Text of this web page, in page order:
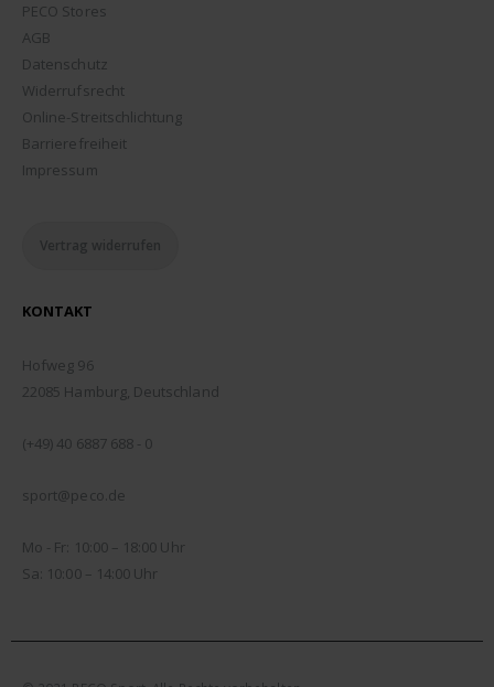
PECO Stores
AGB
Datenschutz
Widerrufsrecht
Online-Streitschlichtung
Barrierefreiheit
Impressum
Vertrag widerrufen
KONTAKT
Hofweg 96
22085 Hamburg, Deutschland
(+49) 40 6887 688 - 0
sport@peco.de
Mo - Fr: 10:00 – 18:00 Uhr
Sa: 10:00 – 14:00 Uhr